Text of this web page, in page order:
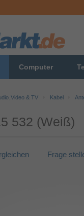
Computer
& TV Kabel
532 (Weiß)
Frage